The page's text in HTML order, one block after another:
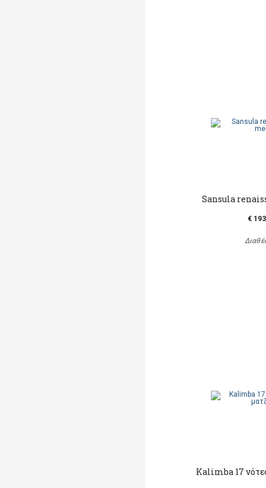
Sansula
€
Kalimba 17